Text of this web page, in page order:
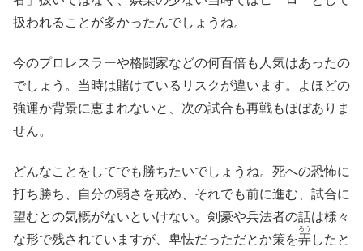
扱われることが多かったんでしょうね。
今のプロレスラーや格闘家などの何百倍も人気はあったの
でしょう。当時は賭けているリスクが違います。よほどの
強運か背景に恵まれないと、次の試合も再戦もほぼありま
せん。
どんなことをしてでも勝ちたいでしょうね。死への恐怖に
打ち勝ち、自分の弱さを戒め、それでも前に進む、試合に
望むとの気概がないといけない。剣豪や兵法者の話は様々
な形で残されていますが、卑怯だっただとか策を弄
ろう
したと